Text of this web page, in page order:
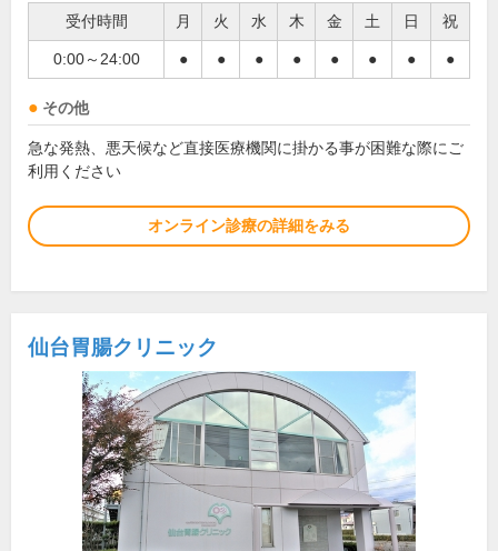
受付時間 月 火 水 木 金 土 日 祝
0:00～24:00 ● ● ● ● ● ● ● ●
その他
急な発熱、悪天候など直接医療機関に掛かる事が困難な際にご
利用ください
オンライン診療の詳細をみる
仙台胃腸クリニック